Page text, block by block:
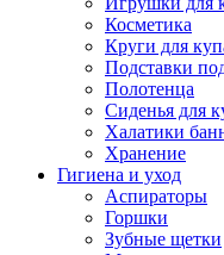
Косметика
Круги для
Подставки
Полотенца
Сиденья для
Халатики
Хранение
Гигиена и уход
Аспираторы
Горшки
Зубные щетки